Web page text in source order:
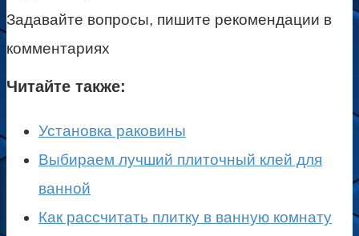
Задавайте вопросы, пишите рекомендации в
комментариях
Читайте также:
Установка раковины
Выбираем лучший плиточный клей для
ванной
Как рассчитать плитку в ванную комнату